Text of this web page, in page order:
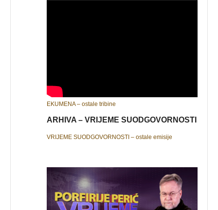
EKUMENA – ostale tribine
ARHIVA – VRIJEME SUODGOVORNOSTI
VRIJEME SUODGOVORNOSTI – ostale emisije